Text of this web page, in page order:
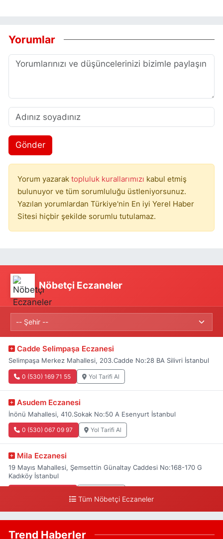
Yorumlar
Gönder
Yorum yazarak topluluk kurallarımızı kabul etmiş
bulunuyor ve tüm sorumluluğu üstleniyorsunuz.
Yazılan yorumlardan Türkiye'nin En iyi Yerel Haber
Sitesi hiçbir şekilde sorumlu tutulamaz.
Nöbetçi Eczaneler
Cadde Selimpaşa Eczanesi
Selimpaşa Merkez Mahallesi, 203.Cadde No:28 BA Silivri İstanbul
0 (530) 169 71 55 Yol Tarifi Al
Asudem Eczanesi
İnönü Mahallesi, 410.Sokak No:50 A Esenyurt İstanbul
0 (530) 067 09 97 Yol Tarifi Al
Mila Eczanesi
19 Mayıs Mahallesi, Şemsettin Günaltay Caddesi No:168-170 G
Kadıköy İstanbul
Yenişehir Mahallesi, Mustafa Akyol Sokak No:6 90 Pendik İstanbul
Tüm Nöbetçi Eczaneler
Trend Haberler